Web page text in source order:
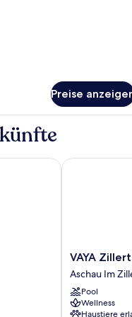
Preise
VAYA
Zillertal
Aschau
Im
Zillertal
VAYA
Aschau Im
Pool
Wellness
Haustiere
VAYA Zillertal